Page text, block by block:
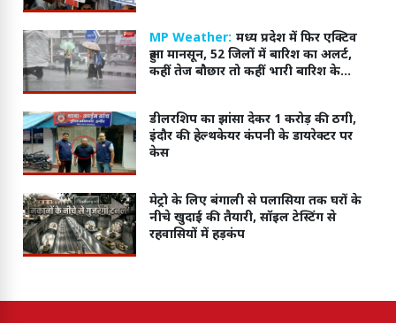
MP Weather: मध्य प्रदेश में फिर एक्टिव
हुआ मानसून, 52 जिलों में बारिश का अलर्ट,
कहीं तेज बौछार तो कहीं भारी बारिश के
डीलरशिप का झांसा देकर 1 करोड़ की ठगी,
इंदौर की हेल्थकेयर कंपनी के डायरेक्टर पर
केस
मेट्रो के लिए बंगाली से पलासिया तक घरों के
नीचे खुदाई की तैयारी, सॉइल टेस्टिंग से
रहवासियों में हड़कंप